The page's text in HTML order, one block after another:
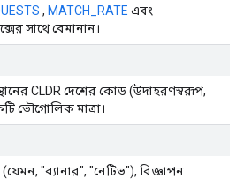
, MATCH_RATE এবং
সাথে বেমানান।
CLDR দেশের কোড (উদাহরণস্বরূপ,
ভৌগোলিক মাত্রা।
"ব্যানার", "নেটিভ"), বিজ্ঞাপন